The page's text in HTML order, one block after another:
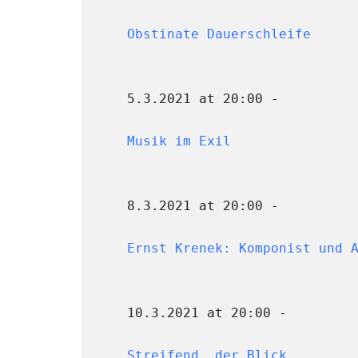
Obstinate Dauerschleife
5.3.2021 at 20:00 -
Musik im Exil
8.3.2021 at 20:00 -
Ernst Krenek: Komponist und
10.3.2021 at 20:00 -